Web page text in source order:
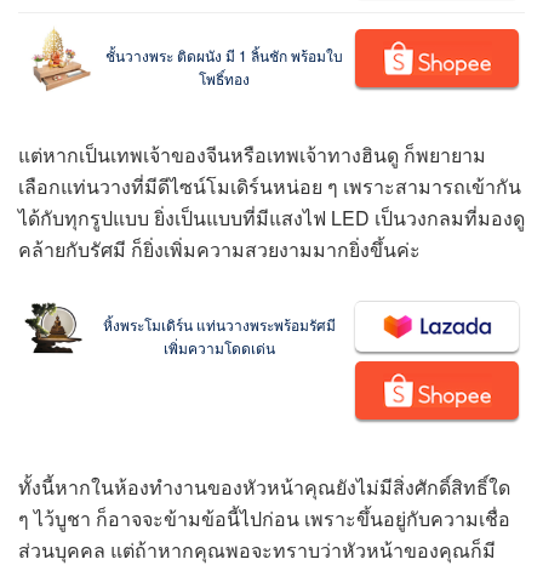
ชั้นวางพระ ติดผนัง มี 1 ลิ้นชัก พร้อมใบ
โพธิ์ทอง
แต่หากเป็นเทพเจ้าของจีนหรือเทพเจ้าทางฮินดู ก็พยายาม
เลือกแท่นวางที่มีดีไซน์โมเดิร์นหน่อย ๆ เพราะสามารถเข้ากัน
ได้กับทุกรูปแบบ ยิ่งเป็นแบบที่มีแสงไฟ LED เป็นวงกลมที่มองดู
คล้ายกับรัศมี ก็ยิ่งเพิ่มความสวยงามมากยิ่งขึ้นค่ะ
หิ้งพระโมเดิร์น แท่นวางพระพร้อมรัศมี
เพิ่มความโดดเด่น
ทั้งนี้หากในห้องทำงานของหัวหน้าคุณยังไม่มีสิ่งศักดิ์สิทธิ์ใด
ๆ ไว้บูชา ก็อาจจะข้ามข้อนี้ไปก่อน เพราะขึ้นอยู่กับความเชื่อ
ส่วนบุคคล แต่ถ้าหากคุณพอจะทราบว่าหัวหน้าของคุณก็มี